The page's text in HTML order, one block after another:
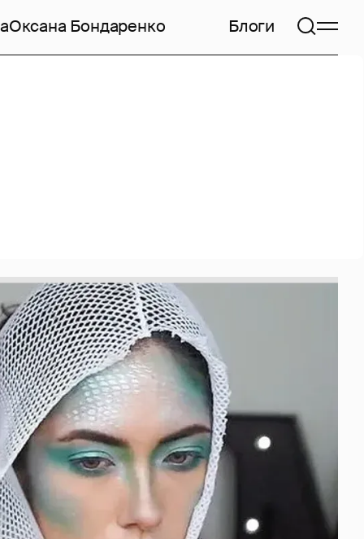
Оксана Бондаренко Блоги